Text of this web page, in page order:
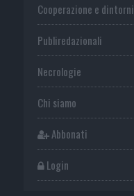
Cooperazione e dintorni
Publiredazionali
Necrologie
Chi siamo
Abbonati
Login